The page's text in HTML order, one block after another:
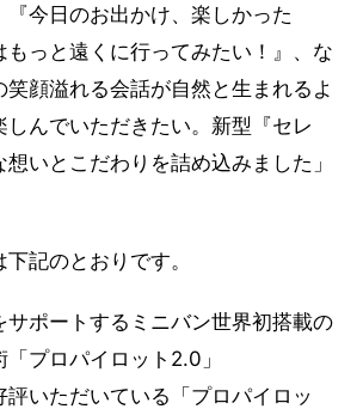
『今日のお出かけ、楽しかった
もっと遠くに行ってみたい！』、な
笑顔溢れる会話が自然と生まれるよ
しんでいただきたい。新型『セレ
いとこだわりを詰め込みました」
記のとおりです。
サポートするミニバン世界初搭載の
プロパイロット2.0」
評いただいている「プロパイロッ